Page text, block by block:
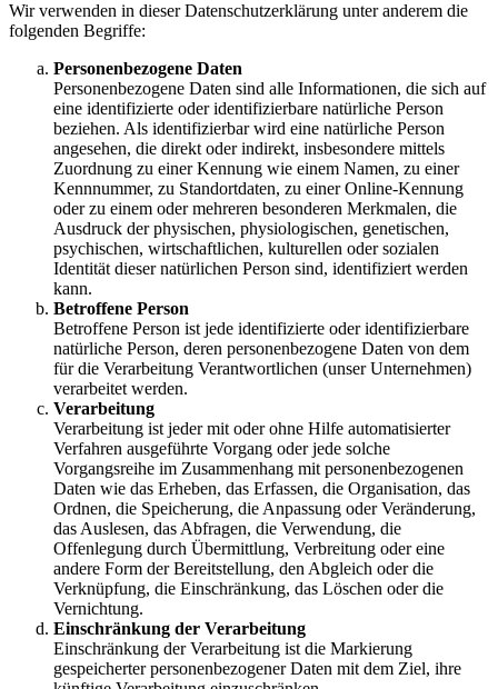
Wir verwenden in dieser Datenschutzerklärung unter anderem die
folgenden Begriffe:
Personenbezogene Daten
Personenbezogene Daten sind alle Informationen, die sich auf
eine identifizierte oder identifizierbare natürliche Person
beziehen. Als identifizierbar wird eine natürliche Person
angesehen, die direkt oder indirekt, insbesondere mittels
Zuordnung zu einer Kennung wie einem Namen, zu einer
Kennnummer, zu Standortdaten, zu einer Online-Kennung
oder zu einem oder mehreren besonderen Merkmalen, die
Ausdruck der physischen, physiologischen, genetischen,
psychischen, wirtschaftlichen, kulturellen oder sozialen
Identität dieser natürlichen Person sind, identifiziert werden
kann.
Betroffene Person
Betroffene Person ist jede identifizierte oder identifizierbare
natürliche Person, deren personenbezogene Daten von dem
für die Verarbeitung Verantwortlichen (unser Unternehmen)
verarbeitet werden.
Verarbeitung
Verarbeitung ist jeder mit oder ohne Hilfe automatisierter
Verfahren ausgeführte Vorgang oder jede solche
Vorgangsreihe im Zusammenhang mit personenbezogenen
Daten wie das Erheben, das Erfassen, die Organisation, das
Ordnen, die Speicherung, die Anpassung oder Veränderung,
das Auslesen, das Abfragen, die Verwendung, die
Offenlegung durch Übermittlung, Verbreitung oder eine
andere Form der Bereitstellung, den Abgleich oder die
Verknüpfung, die Einschränkung, das Löschen oder die
Vernichtung.
Einschränkung der Verarbeitung
Einschränkung der Verarbeitung ist die Markierung
gespeicherter personenbezogener Daten mit dem Ziel, ihre